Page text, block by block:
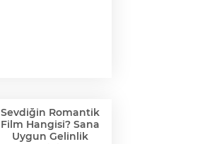
Sevdiğin Romantik
Film Hangisi? Sana
Uygun Gelinlik